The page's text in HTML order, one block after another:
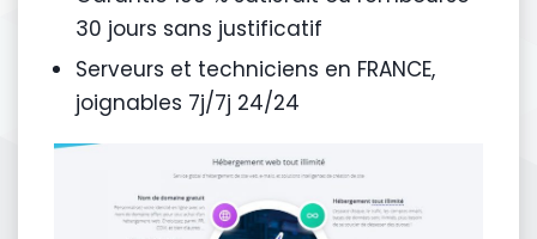
30 jours sans justificatif
Serveurs et techniciens en FRANCE,
joignables 7j/7j 24/24